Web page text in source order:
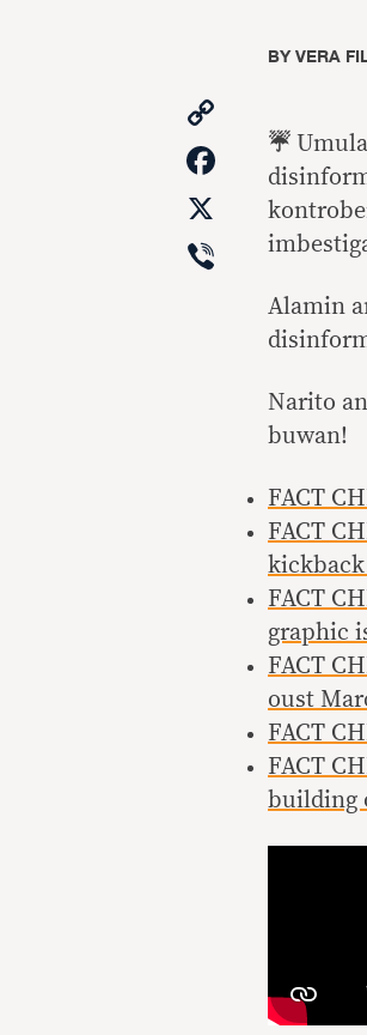
BYVERA
Link
Viber
☔
Alamin
Narito
buwan!
FACT
FACT
FACT
graphic
FACT
oust
FACT
FACT
building